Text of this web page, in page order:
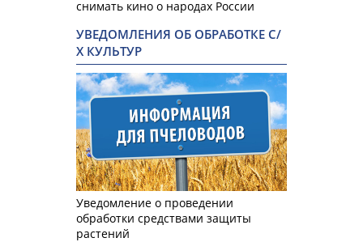
снимать кино о народах России
УВЕДОМЛЕНИЯ ОБ ОБРАБОТКЕ С/
Х КУЛЬТУР
Уведомление о проведении
обработки средствами защиты
растений